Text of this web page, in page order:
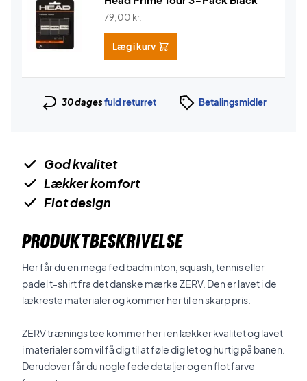
79,00 kr.
Læg i kurv
30 dagesfuld returret Betalingsmidler
God kvalitet
Lækker komfort
Flot design
PRODUKTBESKRIVELSE
Her får du en mega fed badminton, squash, tennis eller
padel t-shirt fra det danske mærke ZERV. Den er lavet i de
lækreste materialer og kommer her til en skarp pris.
ZERV trænings tee kommer her i en lækker kvalitet og lavet
i materialer som vil få dig til at føle dig let og hurtig på banen.
Derudover får du nogle fede detaljer og en flot farve